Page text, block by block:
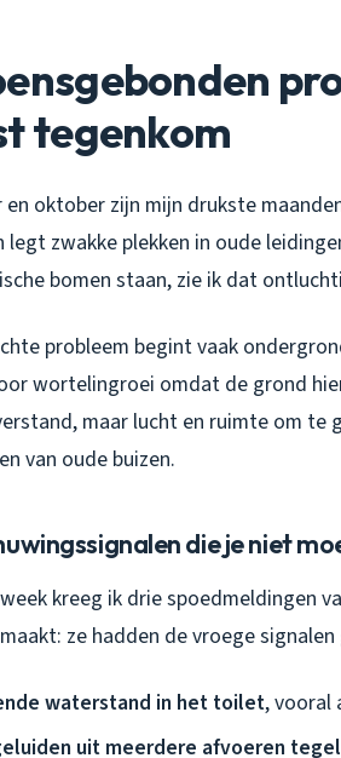
tegenkom
en oktober zijn mijn drukste
legt zwakke plekken in oude
bomen staan, zie ik dat
probleem begint vaak
wortelingroei omdat de grond
maar lucht en ruimte om te
van oude buizen.
die je niet
kreeg ik drie spoedmeldingen
ze hadden de vroege
waterstand in het toilet, vooral
uit meerdere afvoeren